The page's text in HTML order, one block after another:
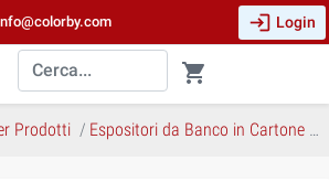
login Login
shopping_cart
Prodotti Espositori da Banco in Cartone